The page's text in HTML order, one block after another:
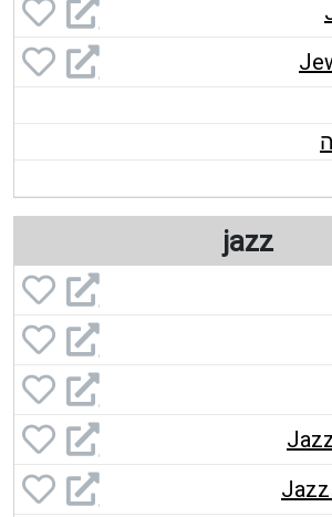
jazz